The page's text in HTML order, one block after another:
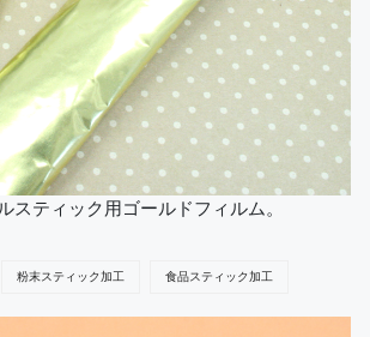
スティック用ゴールドフィルム。
粉末スティック加工 食品スティック加工